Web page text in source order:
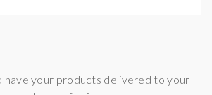
eine hochwertige Verarbeitung
have your products delivered to your